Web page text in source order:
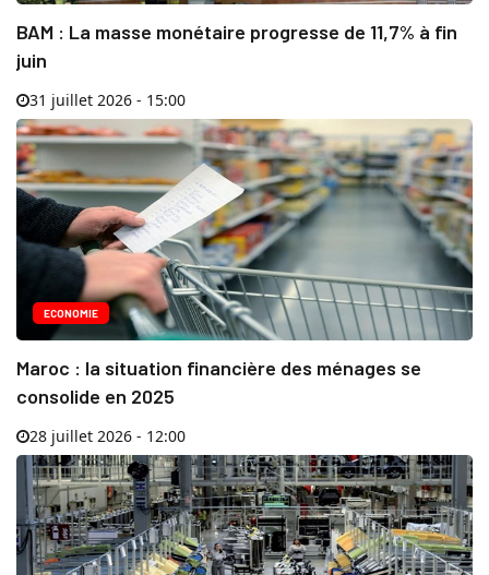
BAM : La masse monétaire progresse de 11,7% à fin
juin
31 juillet 2026 - 15:00
ECONOMIE
Maroc : la situation financière des ménages se
consolide en 2025
28 juillet 2026 - 12:00